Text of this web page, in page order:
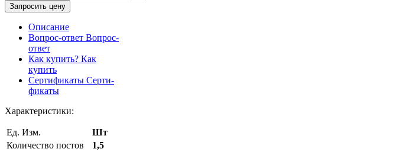
Запросить цену
Описание
Вопрос-ответ Вопрос-
ответ
Как купить? Как
купить
Сертификаты Серти-
фикаты
Характеристики:
Ед. Изм.
Шт
Количество постов
1,5